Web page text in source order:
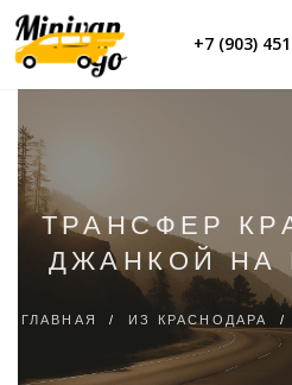
+7 (903)
ТРАНСФЕР
ДЖАНКОЙ НА
ГЛАВНАЯ / ИЗ КРАСНОДАРА /